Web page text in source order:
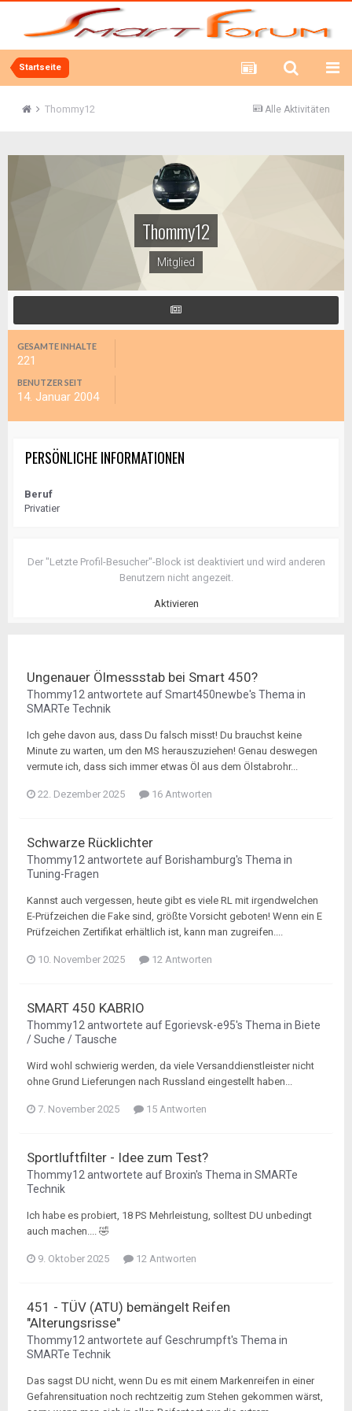
Startseite
Alle Aktivitäten
Thommy12
Thommy12
Mitglied
GESAMTE INHALTE
221
BENUTZER SEIT
14. Januar 2004
PERSÖNLICHE INFORMATIONEN
Beruf
Privatier
Der "Letzte Profil-Besucher"-Block ist deaktiviert und wird anderen
Benutzern nicht angezeit.
Aktivieren
Ungenauer Ölmessstab bei Smart 450?
Thommy12 antwortete aufSmart450newbe's Thema in
SMARTe Technik
Ich gehe davon aus, dass Du falsch misst! Du brauchst keine
Minute zu warten, um den MS herauszuziehen! Genau deswegen
vermute ich, dass sich immer etwas Öl aus dem Ölstabrohr...
22. Dezember 2025 16 Antworten
Schwarze Rücklichter
Thommy12 antwortete auf Borishamburg's Thema in
Tuning-Fragen
Kannst auch vergessen, heute gibt es viele RL mit irgendwelchen
E-Prüfzeichen die Fake sind, größte Vorsicht geboten! Wenn ein E
Prüfzeichen Zertifikat erhältlich ist, kann man zugreifen....
10. November 2025 12 Antworten
SMART 450 KABRIO
Thommy12 antwortete auf Egorievsk-e95's Thema in Biete
/ Suche / Tausche
Wird wohl schwierig werden, da viele Versanddienstleister nicht
ohne Grund Lieferungen nach Russland eingestellt haben...
7. November 2025 15 Antworten
Sportluftfilter - Idee zum Test?
Thommy12 antwortete auf Broxin's Thema in SMARTe
Technik
Ich habe es probiert, 18 PS Mehrleistung, solltest DU unbedingt
auch machen.... 🤣
9. Oktober 2025 12 Antworten
451 - TÜV (ATU) bemängelt Reifen
"Alterungsrisse"
Thommy12 antwortete aufGeschrumpft's Thema in
SMARTe Technik
Das sagst DU nicht, wenn Du es mit einem Markenreifen in einer
Gefahrensituation noch rechtzeitig zum Stehen gekommen wärst,